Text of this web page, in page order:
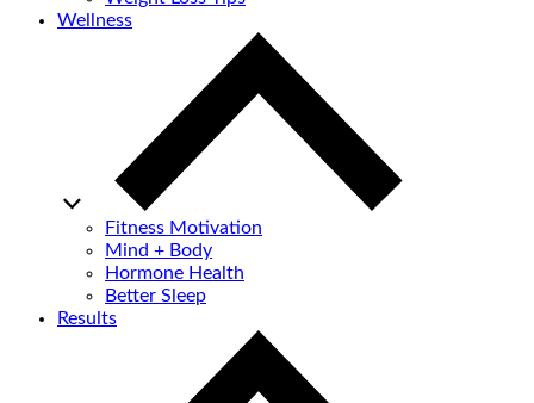
Wellness
Fitness Motivation
Mind + Body
Hormone Health
Better Sleep
Results